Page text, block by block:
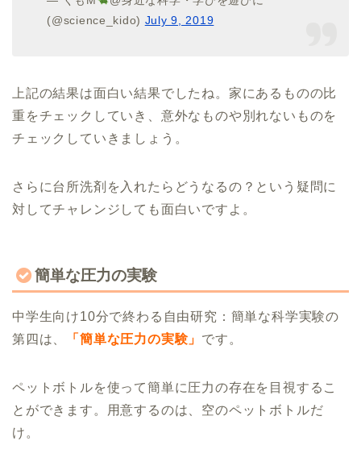
(@science_kido) July 9, 2019
上記の結果は面白い結果でしたね。家にあるものの比
重をチェックしていき、意外なものや別れないものを
チェックしていきましょう。
さらに台所洗剤を入れたらどうなるの？という疑問に
対してチャレンジしても面白いですよ。
簡単な圧力の実験
中学生向け10分で終わる自由研究：簡単な科学実験の
第四は、
「簡単な圧力の実験」 です。
ペットボトルを使って簡単に圧力の存在を目視するこ
とができます。用意するのは、空のペットボトルだ
け。